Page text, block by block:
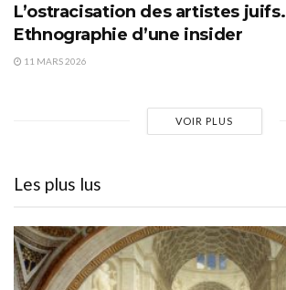
L’ostracisation des artistes juifs.
Ethnographie d’une insider
11 MARS 2026
VOIR PLUS
Les plus lus